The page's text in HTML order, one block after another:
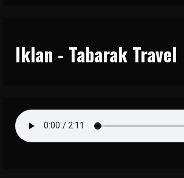
Iklan - Tabarak Travel